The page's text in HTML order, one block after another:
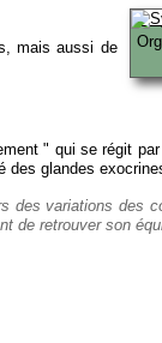
mais aussi de
" qui se régit
glandes
des variations des
de retrouver son